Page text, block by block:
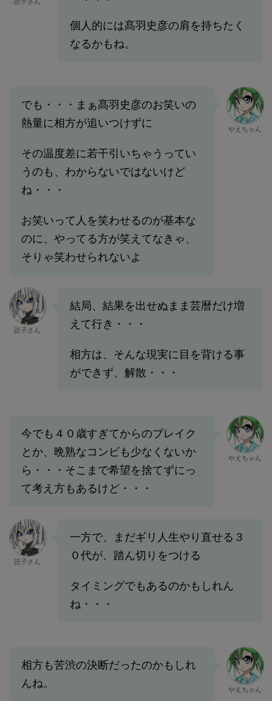
個人的には髙羽史彦の肩を持ちたく
なるかもね。
でも・・・まぁ髙羽史彦のお笑いの
熱量に相方が追いつけずに
その温度差に若干引いちゃうってい
うのも、わからないではないけど
ね・・・
お笑いって人を笑わせるのが基本な
のに、やってる方が笑えてなきゃ、
そりゃ笑わせられないよ
やえちゃん
読子さん
結局、結果を出せぬまま芸暦だけ増
えて行き・・・
相方は、そんな現実に目を背ける事
ができず、解散・・・
今でも４０歳すぎてからのブレイク
とか、晩熟なコンビも少なくないか
ら・・・そこまで希望を捨てずにっ
て考え方もあるけど・・・
やえちゃん
読子さん
一方で、まだギリ人生やり直せる３
０代が、踏ん切りをつける
タイミングでもあるのかもしれん
ね・・・
相方も苦渋の決断だったのかもしれ
んね。
やえちゃん